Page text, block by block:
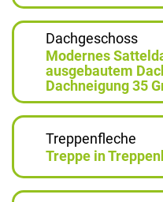
Dachgeschoss
Modernes
ausgebautem
Dachneigung 35
Treppenfleche
Treppe in